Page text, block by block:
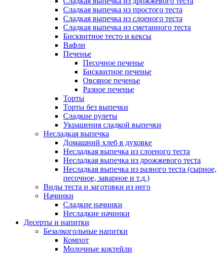
Сладкая выпечка из простого теста
Сладкая выпечка из слоеного теста
Сладкая выпечка из сметанного теста
Бисквитное тесто и кексы
Вафли
Печенье
Песочное печенье
Бисквитное печенье
Овсяное печенье
Разное печенье
Торты
Торты без выпечки
Сладкие рулеты
Украшения сладкой выпечки
Несладкая выпечка
Домашний хлеб в духовке
Несладкая выпечка из слоеного теста
Несладкая выпечка из дрожжевого теста
Несладкая выпечка из разного теста (сырное,
песочное, заварное и т.д.)
Виды теста и заготовки из него
Начинки
Сладкие начинки
Несладкие начинки
Десерты и напитки
Безалкогольные напитки
Компот
Молочные коктейли